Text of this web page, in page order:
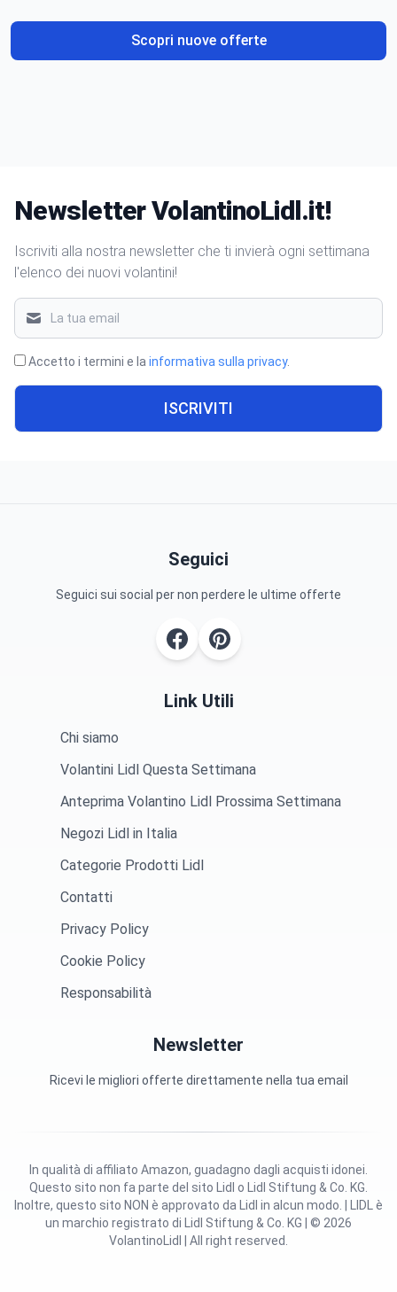
Scopri nuove offerte
Newsletter VolantinoLidl.it!
Iscriviti alla nostra newsletter che ti invierà ogni settimana
l'elenco dei nuovi volantini!
Accetto i termini e la informativa sulla privacy.
ISCRIVITI
Seguici
Seguici sui social per non perdere le ultime offerte
Link Utili
Chi siamo
Volantini Lidl Questa Settimana
Anteprima Volantino Lidl Prossima Settimana
Negozi Lidl in Italia
Categorie Prodotti Lidl
Contatti
Privacy Policy
Cookie Policy
Responsabilità
Newsletter
Ricevi le migliori offerte direttamente nella tua email
Questo sito non fa parte del sito Lidl o Lidl Stiftung & Co. KG.
Inoltre, questo sito NON è approvato da Lidl in alcun modo. | LIDL è
un marchio registrato di Lidl Stiftung & Co. KG | © 2026
VolantinoLidl | All right reserved.
In qualità di affiliato Amazon, guadagno dagli acquisti idonei.